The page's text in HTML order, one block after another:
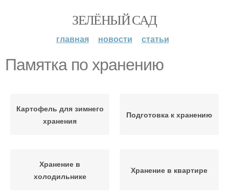
ЗЕЛЁНЫЙ САД
главная новости статьи
Памятка по хранению
Картофель для зимнего
хранения
Подготовка к хранению
Хранение в
холодильнике
Хранение в квартире